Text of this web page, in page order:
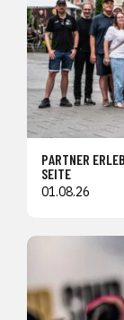
PARTNER
SEITE
01.08.26